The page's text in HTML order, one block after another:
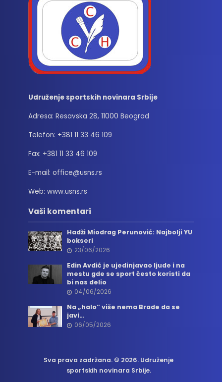
Udruženje sportskih novinara Srbije
Adresa: Resavska 28, 11000 Beograd
Telefon: +381 11 33 46 109
Fax: +381 11 33 46 109
E-mail: office@usns.rs
Web: www.usns.rs
Vaši komentari
Hadži Miodrag Perunović: Najbolji YU
bokseri
23/06/2026
Edin Avdić je ujedinjavao ljude i na
mestu gde se sport često koristi da
bi nas delio
04/06/2026
Na „halo“ više nema Brade da se
javi…
06/05/2026
Sva prava zadržana. © 2026. Udruženje
sportskih novinara Srbije.